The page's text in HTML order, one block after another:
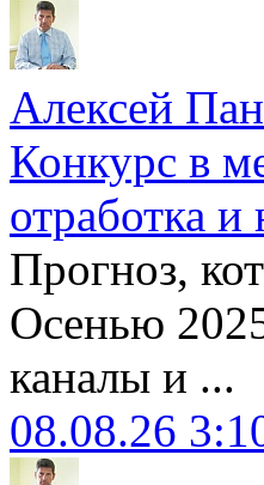
Алексей
Конкурс в
отработка и
Прогноз,
Осенью
каналы и ...
08.08.26